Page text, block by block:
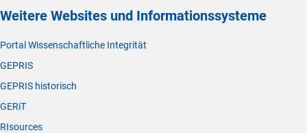
Weitere Websites und Informationssysteme
Portal Wissenschaftliche Integrität
GEPRIS
GEPRIS historisch
GERiT
RIsources